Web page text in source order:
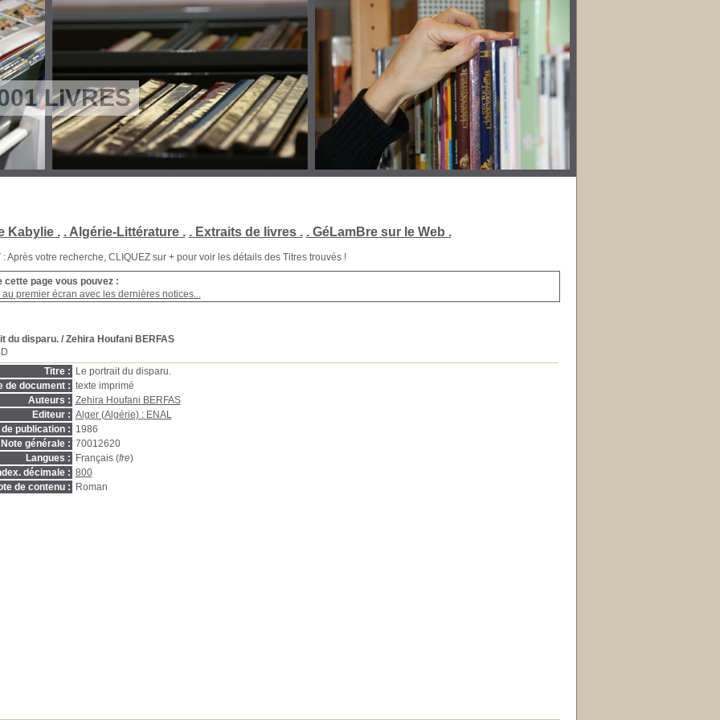
LIVRES
Kabylie . . Algérie-Littérature . . Extraits de livres . . GéLamBre sur le Web .
: Après votre recherche, CLIQUEZ sur + pour voir les détails des Titres trouvés !
cette page vous pouvez :
au premier écran avec les dernières notices...
du disparu./ Zehira Houfani BERFAS
Titre :
Le portrait du disparu.
de document : texte imprimé
Auteurs : Zehira Houfani BERFAS
Editeur : Alger (Algérie) : ENAL
publication : 1986
Note générale : 70012620
Langues :
Français (fre)
décimale : 800
de contenu :
Roman